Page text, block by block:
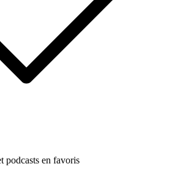
podcasts en favoris